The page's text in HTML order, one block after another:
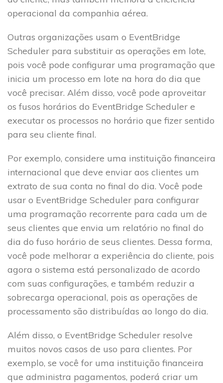
operacional da companhia aérea.
Outras organizações usam o EventBridge
Scheduler para substituir as operações em lote,
pois você pode configurar uma programação que
inicia um processo em lote na hora do dia que
você precisar. Além disso, você pode aproveitar
os fusos horários do EventBridge Scheduler e
executar os processos no horário que fizer sentido
para seu cliente final.
Por exemplo, considere uma instituição financeira
internacional que deve enviar aos clientes um
extrato de sua conta no final do dia. Você pode
usar o EventBridge Scheduler para configurar
uma programação recorrente para cada um de
seus clientes que envia um relatório no final do
dia do fuso horário de seus clientes. Dessa forma,
você pode melhorar a experiência do cliente, pois
agora o sistema está personalizado de acordo
com suas configurações, e também reduzir a
sobrecarga operacional, pois as operações de
processamento são distribuídas ao longo do dia.
Além disso, o EventBridge Scheduler resolve
muitos novos casos de uso para clientes. Por
exemplo, se você for uma instituição financeira
que administra pagamentos, poderá criar um